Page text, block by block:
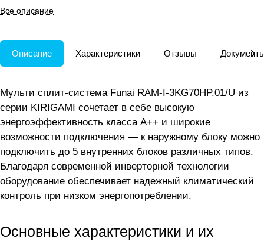
комфортного микроклимата
круглый год.
Все описание
Описание Характеристики Отзывы
Мульти сплит-система Funai RAM-I-3KG70HP.01/U из
серии KIRIGAMI сочетает в себе высокую
энергоэффективность класса A++ и широкие
возможности подключения — к наружному блоку можно
подключить до 5 внутренних блоков различных типов.
Благодаря современной инверторной технологии
оборудование обеспечивает надежный климатический
контроль при низком энергопотреблении.
Основные характеристики и их